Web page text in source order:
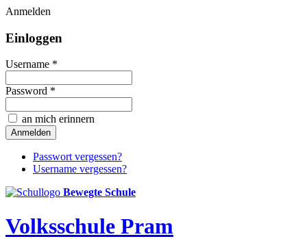
Anmelden
Einloggen
Username *
Password *
an mich erinnern
Passwort vergessen?
Username vergessen?
Bewegte Schule
Volksschule Pram